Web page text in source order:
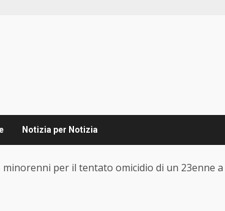
Notizia per Notizia
per il tentato omicidio di un 23enne